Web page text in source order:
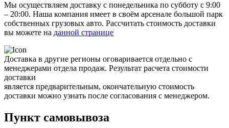
Мы осуществляем доставку с понедельника по субботу с 9:00
– 20:00. Наша компания имеет в своём арсенале большой парк
собственных грузовых авто. Рассчитать стоимость доставки
вы можете на данной странице
Доставка в другие регионы оговаривается отдельно с
менеджерами отдела продаж. Результат расчета стоимости
доставки
является предварительным, окончательную стоимость
доставки можно узнать после согласования с менеджером.
Пункт самовывоза